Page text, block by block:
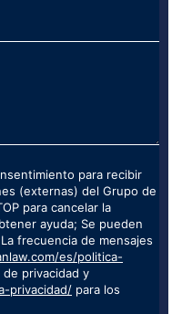
para recibir
(externas) del Grupo de
para cancelar la
ayuda; Se pueden
frecuencia de mensajes
es/politica-
privacidad y
privacidad/ para los